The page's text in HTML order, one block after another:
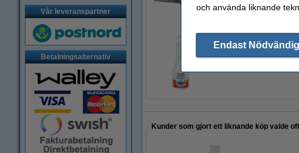
Vår leveranspartner
Betalningsalternativ
49 kr
Hobbylim 90g | Tesa
Kunder som gjort ett liknande köp valde
och använda liknande
Endast